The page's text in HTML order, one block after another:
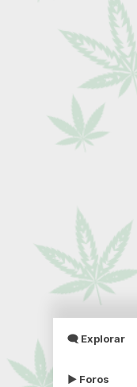
🗨 Explorar
▶ Foros